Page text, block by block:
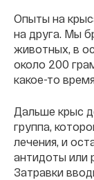
Опыты на
на друга. Мы
животных, в
около 200
какое-то
Дальше крыс
группа,
лечения, и
антидоты или
Затравки